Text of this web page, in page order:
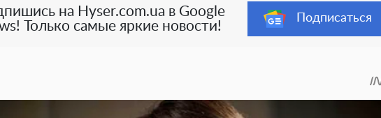
на Hyser.com.ua в Google
Только самые яркие новости!
Подписаться